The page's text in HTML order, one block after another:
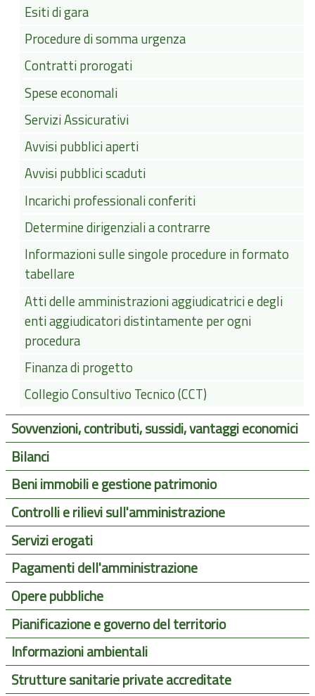
Esiti di gara
Procedure di somma urgenza
Contratti prorogati
Spese economali
Servizi Assicurativi
Avvisi pubblici aperti
Avvisi pubblici scaduti
Incarichi professionali conferiti
Determine dirigenziali a contrarre
Informazioni sulle singole procedure in formato
tabellare
Atti delle amministrazioni aggiudicatrici e degli
enti aggiudicatori distintamente per ogni
procedura
Finanza di progetto
Collegio Consultivo Tecnico (CCT)
Sovvenzioni, contributi, sussidi, vantaggi economici
Bilanci
Beni immobili e gestione patrimonio
Controlli e rilievi sull'amministrazione
Servizi erogati
Pagamenti dell'amministrazione
Opere pubbliche
Pianificazione e governo del territorio
Informazioni ambientali
Strutture sanitarie private accreditate